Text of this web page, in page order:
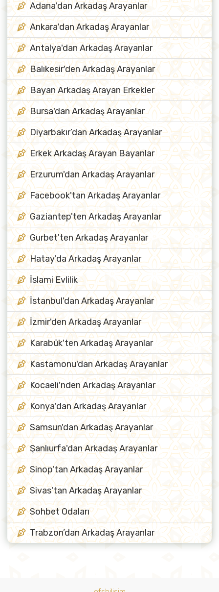
Adana'dan Arkadaş Arayanlar
Ankara'dan Arkadaş Arayanlar
Antalya'dan Arkadaş Arayanlar
Balıkesir'den Arkadaş Arayanlar
Bayan Arkadaş Arayan Erkekler
Bursa'dan Arkadaş Arayanlar
Diyarbakır’dan Arkadaş Arayanlar
Erkek Arkadaş Arayan Bayanlar
Erzurum'dan Arkadaş Arayanlar
Facebook'tan Arkadaş Arayanlar
Gaziantep'ten Arkadaş Arayanlar
Gurbet'ten Arkadaş Arayanlar
Hatay'da Arkadaş Arayanlar
İslami Evlilik
İstanbul'dan Arkadaş Arayanlar
İzmir'den Arkadaş Arayanlar
Karabük'ten Arkadaş Arayanlar
Kastamonu'dan Arkadaş Arayanlar
Kocaeli'nden Arkadaş Arayanlar
Konya'dan Arkadaş Arayanlar
Samsun'dan Arkadaş Arayanlar
Şanlıurfa'dan Arkadaş Arayanlar
Sinop'tan Arkadaş Arayanlar
Sivas'tan Arkadaş Arayanlar
Sohbet Odaları
Trabzon’dan Arkadaş Arayanlar